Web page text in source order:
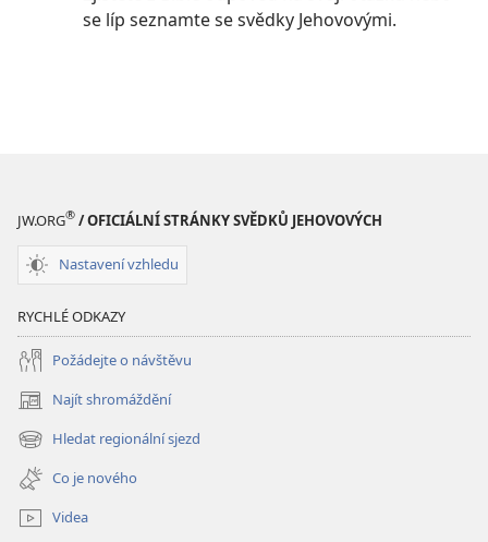
se líp seznamte se svědky Jehovovými.
JW.ORG® / OFICIÁLNÍ STRÁNKY SVĚDKŮ JEHOVOVÝCH
Nastavení vzhledu
RYCHLÉ ODKAZY
Požádejte o návštěvu
Najít shromáždění
(otevřeno
nové
okno)
Hledat regionální sjezd
(otevřeno
nové
okno)
Co je nového
Videa